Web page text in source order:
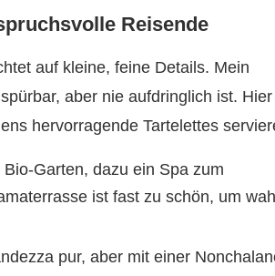
Reisende
auf kleine, feine Details. Mein
aber nie aufdringlich ist.
hervorragende Tartelettes
Garten, dazu ein Spa zum
ist fast zu schön, um
pur, aber mit einer